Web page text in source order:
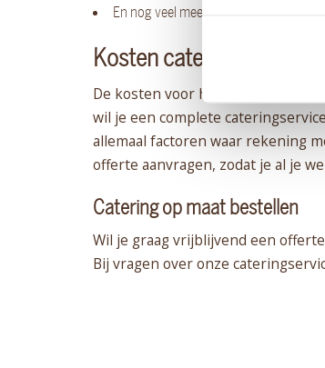
En nog veel meer!
Kosten catering in Huizen
De kosten voor het leveren van
wil je een complete
allemaal factoren waar rekening
offerte aanvragen, zodat je al je
Catering op maat bestellen
Wil je graag vrijblijvend een
Bij vragen over onze